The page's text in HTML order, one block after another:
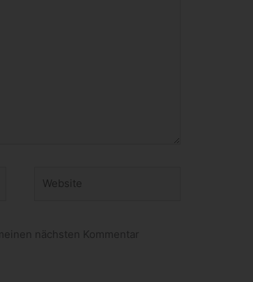
nächsten Kommentar